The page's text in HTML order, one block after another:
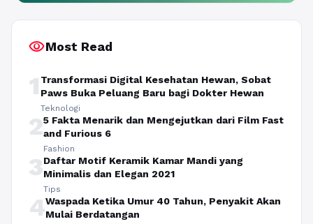
visibilityMost Read
1 Transformasi Digital Kesehatan Hewan, Sobat
Paws Buka Peluang Baru bagi Dokter Hewan
Teknologi
25 Fakta Menarik dan Mengejutkan dari Film Fast
and Furious 6
Fashion
3Daftar Motif Keramik Kamar Mandi yang
Minimalis dan Elegan 2021
Tips
4Waspada Ketika Umur 40 Tahun, Penyakit Akan
Mulai Berdatangan